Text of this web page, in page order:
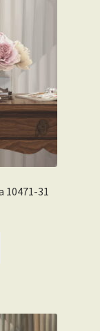
31